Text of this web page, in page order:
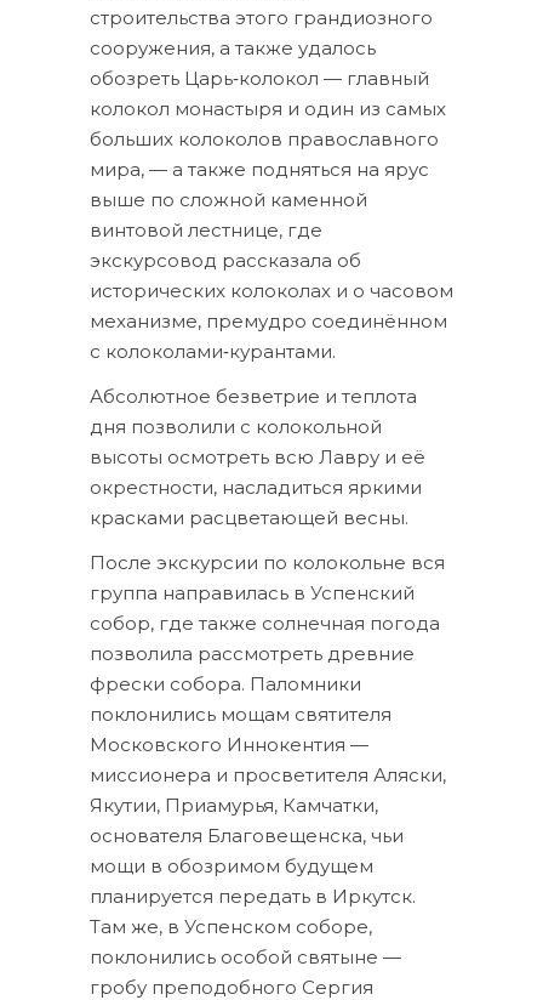
строительства этого грандиозного
сооружения, а также удалось
обозреть Царь‑колокол — главный
колокол монастыря и один из самых
больших колоколов православного
мира, — а также подняться на ярус
выше по сложной каменной
винтовой лестнице, где
экскурсовод рассказала об
исторических колоколах и о часовом
механизме, премудро соединённом
с колоколами‑курантами.
Абсолютное безветрие и теплота
дня позволили с колокольной
высоты осмотреть всю Лавру и её
окрестности, насладиться яркими
красками расцветающей весны.
После экскурсии по колокольне вся
группа направилась в Успенский
собор, где также солнечная погода
позволила рассмотреть древние
фрески собора. Паломники
поклонились мощам святителя
Московского Иннокентия —
миссионера и просветителя Аляски,
Якутии, Приамурья, Камчатки,
основателя Благовещенска, чьи
мощи в обозримом будущем
планируется передать в Иркутск.
Там же, в Успенском соборе,
поклонились особой святыне —
гробу преподобного Сергия